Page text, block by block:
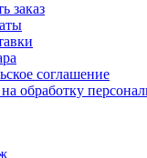
заказ
соглашение
обработку